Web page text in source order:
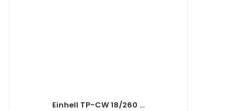
Einhell TP-CW 18/260 ...